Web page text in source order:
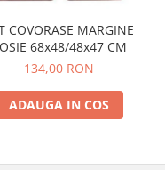
COVORASE MARGINE
68x48/48x47 CM
134,00 RON
ADAUGA IN COS